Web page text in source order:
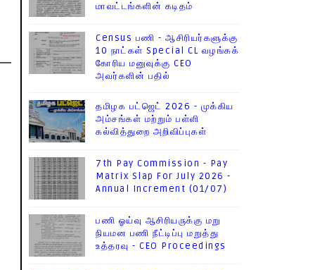
மாவட்டங்களின் கடிதம்
Census பணி - ஆசிரியர்களுக்கு
10 நாட்கள் Special CL வழங்கக்
கோரிய மனுவுக்கு CEO
அவர்களின் பதில்
தமிழக பட்ஜெட் 2026 - முக்கிய
அம்சங்கள் மற்றும் பள்ளி
கல்வித்துறை அறிவிப்புகள்
7th Pay Commission - Pay
Matrix Slap For July 2026 -
Annual Increment (01/07)
பணி ஓய்வு ஆசிரியருக்கு மறு
நியமன பணி நீட்டிப்பு மறுத்து
உத்தரவு - CEO Proceedings